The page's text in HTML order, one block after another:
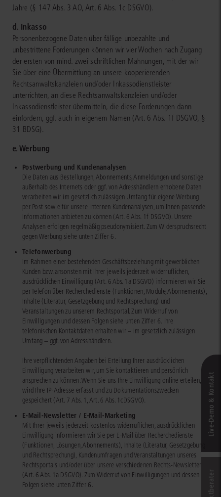
Jahre (§ 147 Abs. 3 AO, Art. 6 Abs. 1c DSGVO).
d. Inkasso
Personenbezogene Daten über fällige unbezahlte und
unbestrittene Forderungen können wir vier Wochen nach Zugang
der ersten von mind. zwei schriftlichen Mahnungen, mit der wir
Sie über eine Übermittlung an unsere kooperierenden
Rechtsanwaltskanzleien und/oder Inkassodienstleister
unterrichten, an diese Rechtsanwaltskanzleien und/oder
Inkassodienstleister übermitteln, die diese Forderungen dann
einfordern, ggf. auch in eigenem Namen (Art. 6 Abs. 1f DSGVO, §
31 BDSG).
e. Werbung
Postwerbung und Kundenanalysen
Die Daten aus Bestellungen, Abonnements, Anmeldungen und sonstige
außerhalb des Internets oder ggf. von Adresshändlern erhobene Daten
verarbeiten wir im gesetzlich zulässigen Umfang für eigene Werbung
per Post sowie für unsere internen Kundenanalysen, um Ihnen passende
Informationen anbieten zu können (Art. 6 Abs. 1f DSGVO). Unsere
Analysen erfolgen regelmäßig pseudonymisiert. Zum Widerspruchsrecht
gegen Werbung siehe unten Ziffer 6.
Telefonwerbung
Im Rahmen einer bestehenden Geschäftsbeziehung mit gewerblichen
Kunden bzw. ansonsten mit Ihrer jeweils jederzeit widerruflichen,
ausdrücklichen Einwilligung (Art. 6 Abs. 1a DSGVO) informieren wir Sie
per Telefon über Recherchedienste (Funktionen, Module, Abonnements),
Inhalte (Literatur, Gesetzgebung und Rechtsprechung) und
Veranstaltungen zu unserem Rechtsportal. Zum Widerruf von
Einwilligungen und dessen Folgen siehe unten Ziffer 6. Ihre
telefonischen Kontaktdaten erhalten wir – im gesetzlich zulässigen
Umfang – ggf. von Adresshändlern.
Ihre verpflichtenden Angaben bei Erteilung Ihrer ausdrücklichen
Einwilligung verarbeiten wir, um Sie kontaktieren und persönlich
ansprechen zu können. Wenn Sie uns Ihre Einwilligung online erteilen,
wird Ihre IP-Adresse erfasst und zu Dokumentationszwecken
gespeichert (Art. 7 Abs. 1, Art. 6 Abs. 1cDSGVO).
E-Mail-Newsletter / E-Mail-Marketing
Mit Ihrer jeweils jederzeit kostenlos widerruflichen, ausdrücklichen
Einwilligung informieren wir Sie per E-Mail über Recherchedienste
(Funktionen, Lösungen, Abonnements), Inhalte (Literatur, Gesetzgebung
und Rechtsprechung), Kundenumfragen und Veranstaltungen unseres
Rechtsportals und/oder über unsere verschiedenen Rechts-Newsletter
(Art. 6 Abs. 1a DSGVO). Zum Widerruf von Einwilligungen und dessen
Folgen siehe unten Ziffer 6.
Live‑Demo & Kontakt